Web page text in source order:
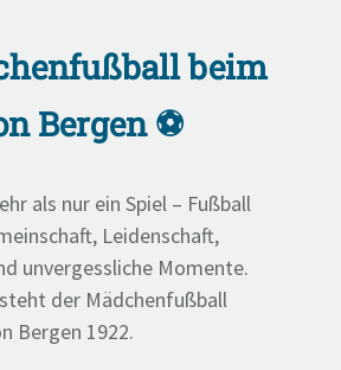
beim
Bergen ⚽
als nur ein Spiel – Fußball
Leidenschaft,
unvergessliche Momente.
der Mädchenfußball
Bergen 1922.